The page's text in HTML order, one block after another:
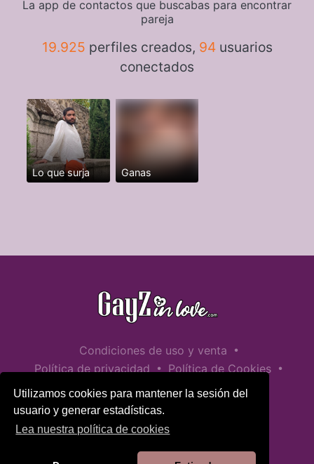
Utilizamos cookies para mantener la sesión del
usuario y generar estadísticas.
Lea nuestra política de cookies
La app de contactos que buscabas para encontrar
pareja
19.925 perfiles creados, 94usuarios
conectados
Lo que surja Ganas
Condiciones de uso y venta •
Política de privacidad • Política de Cookies •
Política de seguridad infantil
Ayuda / Contactar